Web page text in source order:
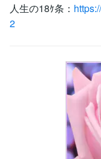
人生の18ｹ条：
2